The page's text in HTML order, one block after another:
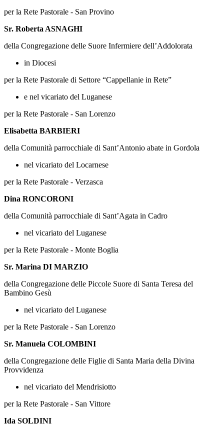
per la Rete Pastorale - San Provino
Sr. Roberta ASNAGHI
della Congregazione delle Suore Infermiere dell’Addolorata
in Diocesi
per la Rete Pastorale di Settore “Cappellanie in Rete”
e nel vicariato del Luganese
per la Rete Pastorale - San Lorenzo
Elisabetta BARBIERI
della Comunità parrocchiale di Sant’Antonio abate in Gordola
nel vicariato del Locarnese
per la Rete Pastorale - Verzasca
Dina RONCORONI
della Comunità parrocchiale di Sant’Agata in Cadro
nel vicariato del Luganese
per la Rete Pastorale - Monte Boglia
Sr. Marina DI MARZIO
della Congregazione delle Piccole Suore di Santa Teresa del
Bambino Gesù
nel vicariato del Luganese
per la Rete Pastorale - San Lorenzo
Sr. Manuela COLOMBINI
della Congregazione delle Figlie di Santa Maria della Divina
Provvidenza
nel vicariato del Mendrisiotto
per la Rete Pastorale - San Vittore
Ida SOLDINI